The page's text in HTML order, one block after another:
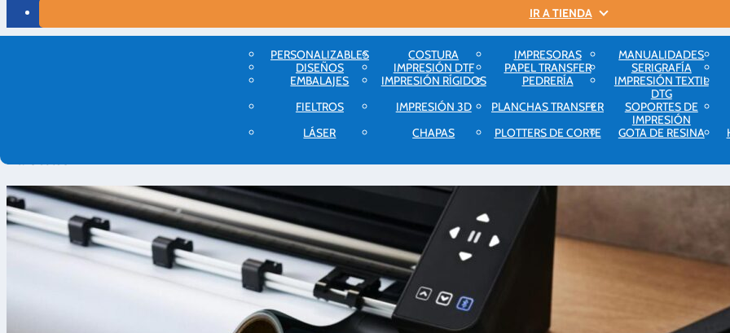
IR A TIENDA
PERSONALIZABLES COSTURA IMPRESORAS MANUALIDADES
DISEÑOS
IMPRESIÓN DTF PAPEL TRANSFER SERIGRAFÍA
EMBALAJES
IMPRESIÓN RÍGIDOS PEDRERÍA
IMPRESIÓN TEXTIL
DTG
FIELTROS
IMPRESIÓN 3D PLANCHAS TRANSFER
SOPORTES DE
IMPRESIÓN
LÁSER
CHAPAS PLOTTERS DE CORTE GOTA DE RESINA
2 artículos